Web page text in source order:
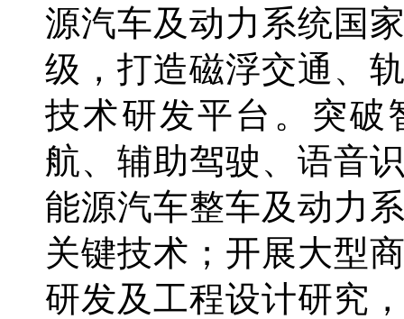
源汽车及动力系统国
级，打造磁浮交通、
技术研发平台。突破
航、辅助驾驶、语音
能源汽车整车及动力
关键技术；开展大型
研发及工程设计研究